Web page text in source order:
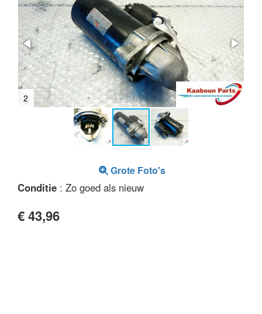
2
Grote Foto's
Conditie : Zo goed als nieuw
€ 43,96